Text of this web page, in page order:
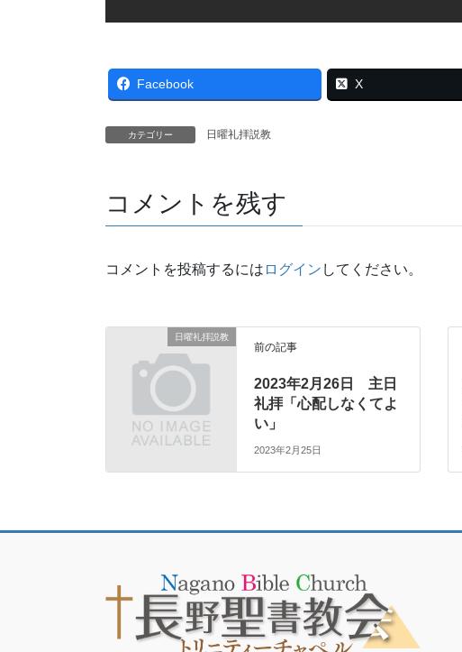
Facebook X
カテゴリー 日曜礼拝説教
コメントを残す
コメントを投稿するには ログイン してください。
日曜礼拝説教
前の記事
2023年2月26日 主日
礼拝「心配しなくてよ
い」
2023年2月25日